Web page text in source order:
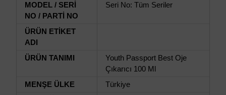
MODEL / SERİ
NO / PARTİ NO
Seri No: Tüm Seriler
ÜRÜN ETİKET
ADI
ÜRÜN TANIMI
Youth Passport Best Oje
Çıkarıcı 100 Ml
MENŞE ÜLKE
Türkiye